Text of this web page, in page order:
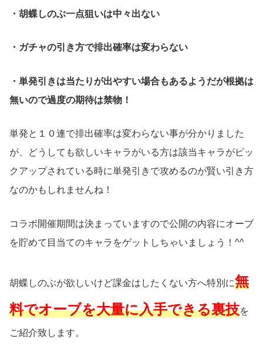
・胡蝶しのぶ一点狙いは中々出ない
・ガチャの引き方で排出確率は変わらない
・単発引きは当たりが出やすい場合もあるようだが根拠は
無いので過度の期待は禁物！
単発と１０連で排出確率は変わらない事が分かりました
が、どうしても欲しいキャラがいる方は該当キャラがピッ
クアップされている時に単発引きで攻めるのが賢い引き方
なのかもしれませんね！
コラボ開催期間は決まっていますので公開の内容にオーブ
を貯めて目当てのキャラをゲットしちゃいましょう！^^
胡蝶しのぶが欲しいけど課金はしたくない方へ特別に無
料でオーブを大量に入手できる裏技を
ご紹介致します。